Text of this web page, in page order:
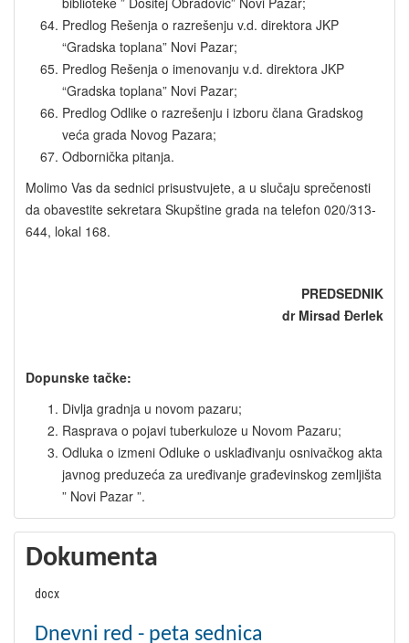
Predlog Rešenja o razrešenju v.d. direktora JKP
“Gradska toplana” Novi Pazar;
Predlog Rešenja o imenovanju v.d. direktora JKP
“Gradska toplana” Novi Pazar;
Predlog Odlike o razrešenju i izboru člana Gradskog
veća grada Novog Pazara;
Odbornička pitanja.
Molimo Vas da sednici prisustvujete, a u slučaju sprečenosti
da obavestite sekretara Skupštine grada na telefon 020/313-
644, lokal 168.
PREDSEDNIK
dr Mirsad Đerlek
Dopunske tačke:
Divlja gradnja u novom pazaru;
Rasprava o pojavi tuberkuloze u Novom Pazaru;
Odluka o izmeni Odluke o usklađivanju osnivačkog akta
javnog preduzeća za uređivanje građevinskog zemljišta
” Novi Pazar ”.
Dokumenta
docx
Dnevni red - peta sednica